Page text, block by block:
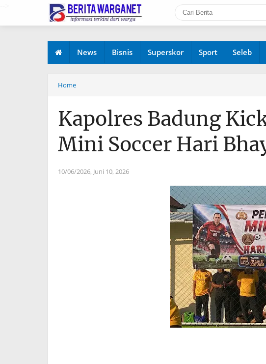
News Bisnis Superskor Sport Seleb
Home
Kapolres Badung
Mini Soccer Hari
10/06/2026, Juni 10, 2026